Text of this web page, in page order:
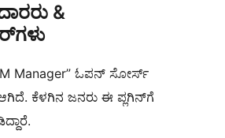
&
Manager” ಓಪನ್ ಸೋರ್ಸ್
ಕೆಳಗಿನ ಜನರು ಈ ಪ್ಲಗಿನ್‌ಗೆ